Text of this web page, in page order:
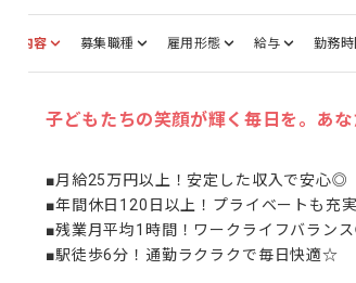
仕事内容 募集職種 雇用形態 給与 勤務時
子どもたちの笑顔が輝く毎日を。あな
■月給25万円以上！安定した収入で安心◎
■年間休日120日以上！プライベートも充
■残業月平均1時間！ワークライフバラン
■駅徒歩6分！通勤ラクラクで毎日快適☆